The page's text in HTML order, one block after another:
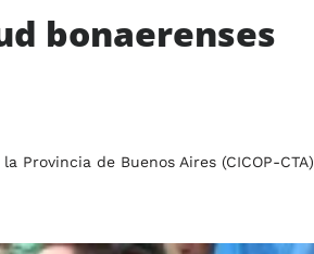
bonaerenses
Provincia de Buenos Aires (CICOP-CTA)